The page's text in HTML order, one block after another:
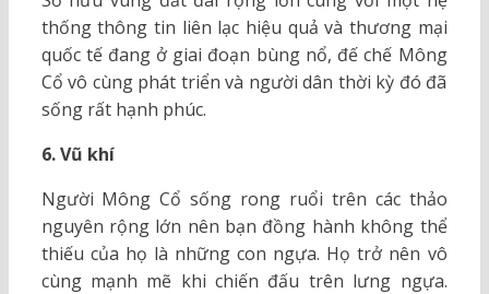
thống thông tin liên lạc hiệu quả và thương mại
quốc tế đang ở giai đoạn bùng nổ, đế chế Mông
Cổ vô cùng phát triển và người dân thời kỳ đó đã
sống rất hạnh phúc.
6. Vũ khí
Người Mông Cổ sống rong ruổi trên các thảo
nguyên rộng lớn nên bạn đồng hành không thể
thiếu của họ là những con ngựa. Họ trở nên vô
cùng mạnh mẽ khi chiến đấu trên lưng ngựa.